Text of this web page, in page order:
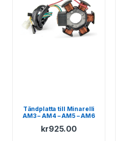
Tändplatta till Minarelli
AM3 – AM4 – AM5 – AM6
kr925.00